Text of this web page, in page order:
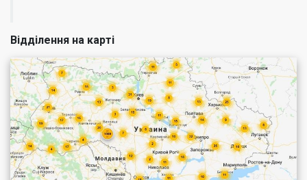
Відділення на карті